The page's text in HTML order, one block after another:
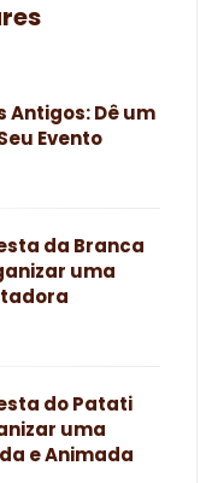
Antigos: Dê um
Evento
da Branca
uma
do Patati
uma
e Animada